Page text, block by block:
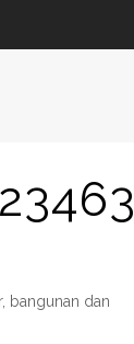
bangunan dan